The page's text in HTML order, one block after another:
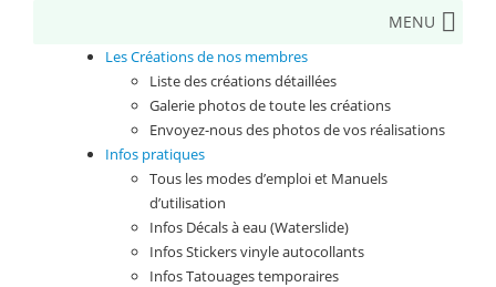
MENU
Les Créations de nos membres
Liste des créations détaillées
Galerie photos de toute les créations
Envoyez-nous des photos de vos réalisations
Infos pratiques
Tous les modes d’emploi et Manuels
d’utilisation
Infos Décals à eau (Waterslide)
Infos Stickers vinyle autocollants
Infos Tatouages temporaires